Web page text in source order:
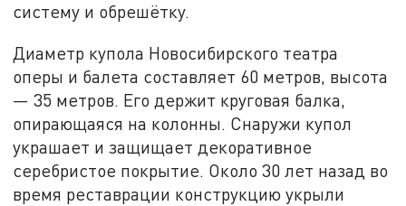
систему и обрешётку.
Диаметр купола Новосибирского театра
оперы и балета составляет 60 метров, высота
— 35 метров. Его держит круговая балка,
опирающаяся на колонны. Снаружи купол
украшает и защищает декоративное
серебристое покрытие. Около 30 лет назад во
время реставрации конструкцию укрыли